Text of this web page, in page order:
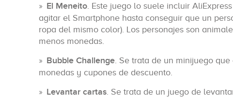
El Meneito . Este juego lo suele incluir
agitar el Smartphone hasta conseguir que un
ropa del mismo color). Los personajes son
menos monedas.
Bubble Challenge . Se trata de un minijuego
monedas y cupones de descuento.
Levantar cartas . Se trata de un juego de